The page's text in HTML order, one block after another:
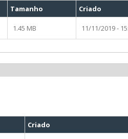
Tamanho Criado
1.45 MB 11/11/2019 -
Criado